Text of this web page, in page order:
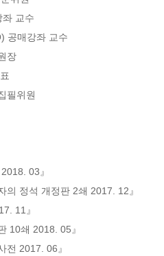
03』
의 정석 개정판 2쇄 2017. 12』
11』
10쇄 2018. 05』
전 2017. 06』